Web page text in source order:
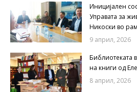
Иницијален
Управата за
Никоски во
9 април, 2026
Библиотеката
на книги од
8 април, 2026